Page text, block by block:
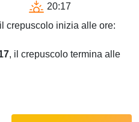
20:17
crepuscolo inizia alle ore:
, il crepuscolo termina alle